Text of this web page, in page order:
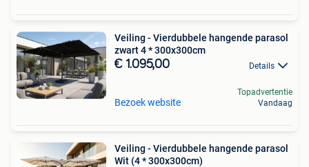
Veiling - Vierdubbele hangende parasol
zwart 4 * 300x300cm
€ 1.095,00 Details
Bezoek website
Topadvertentie
Vandaag
Veiling - Vierdubbele hangende parasol
Wit (4 * 300x300cm)